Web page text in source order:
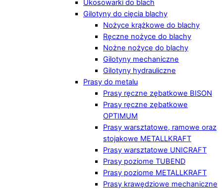
Ukosowarki do blach
Gilotyny do cięcia blachy
Nożyce krążkowe do blachy
Ręczne nożyce do blachy
Nożne nożyce do blachy
Gilotyny mechaniczne
Gilotyny hydrauliczne
Prasy do metalu
Prasy ręczne zębatkowe BISON
Prasy ręczne zębatkowe
OPTIMUM
Prasy warsztatowe, ramowe oraz
stojakowe METALLKRAFT
Prasy warsztatowe UNICRAFT
Prasy poziome TUBEND
Prasy poziome METALLKRAFT
Prasy krawędziowe mechaniczne